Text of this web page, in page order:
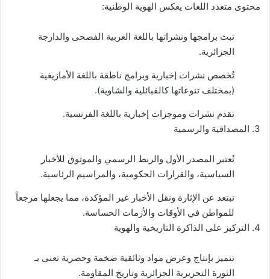
محتوى متعدد اللغات يعكس الهوية الوطنية:
تبث برامجها ونشراتها باللغة العربية الفصحى والدارجة
الجزائرية.
تُخصص نشرات إخبارية وبرامج ناطقة باللغة الأمازيغية
(بمختلف تنوعاتها كالقبائلية والشاوية).
تقدم نشرات وموجزات إخبارية باللغة الفرنسية.
3. المصداقية والرسمية
تُعتبر المصدر الأول والربط الرسمي والموثوق للأخبار
السياسية، والقرارات الحكومية، والمراسيم الرئاسية.
تبتعد عن الإثارة ونقل الأخبار غير المؤكدة، مما يجعلها مرجعاً
للمواطن في الأوقات والأزمات الحساسة.
4. التركيز على الذاكرة التاريخية والهوية
تتميز بإنتاج وعرض مواد وثائقية ضخمة وحصرية تعنى بـ
الثورة التحريرية الجزائرية وتاريخ المقاومة.